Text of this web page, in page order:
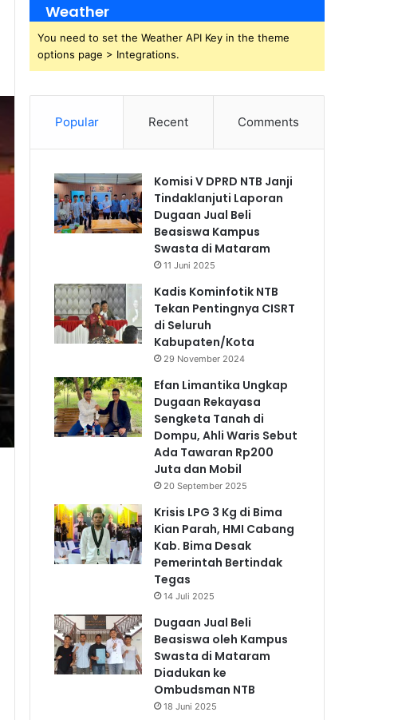
Weather
You need to set the Weather API Key in the theme
options page > Integrations.
Popular Recent Comments
Komisi V DPRD NTB Janji
Tindaklanjuti Laporan
Dugaan Jual Beli
Beasiswa Kampus
Swasta di Mataram
11 Juni 2025
Kadis Kominfotik NTB
Tekan Pentingnya CISRT
di Seluruh
Kabupaten/Kota
29 November 2024
Efan Limantika Ungkap
Dugaan Rekayasa
Sengketa Tanah di
Dompu, Ahli Waris Sebut
Ada Tawaran Rp200
Juta dan Mobil
20 September 2025
Krisis LPG 3 Kg di Bima
Kian Parah, HMI Cabang
Kab. Bima Desak
Pemerintah Bertindak
Tegas
14 Juli 2025
Dugaan Jual Beli
Beasiswa oleh Kampus
Swasta di Mataram
Diadukan ke
Ombudsman NTB
18 Juni 2025